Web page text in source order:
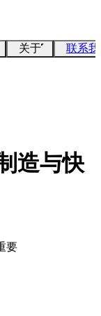
关于 联系
造与快
要